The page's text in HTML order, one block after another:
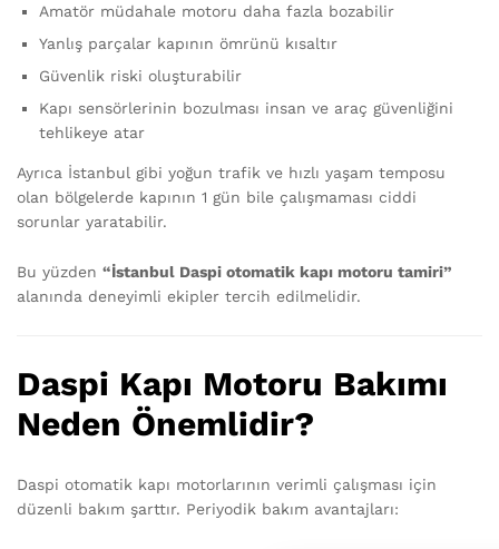
Amatör müdahale motoru daha fazla bozabilir
Yanlış parçalar kapının ömrünü kısaltır
Güvenlik riski oluşturabilir
Kapı sensörlerinin bozulması insan ve araç güvenliğini
tehlikeye atar
Ayrıca İstanbul gibi yoğun trafik ve hızlı yaşam temposu
olan bölgelerde kapının 1 gün bile çalışmaması ciddi
sorunlar yaratabilir.
Bu yüzden “İstanbul Daspi otomatik kapı motoru tamiri”
alanında deneyimli ekipler tercih edilmelidir.
Daspi Kapı Motoru Bakımı
Neden Önemlidir?
Daspi otomatik kapı motorlarının verimli çalışması için
düzenli bakım şarttır. Periyodik bakım avantajları: